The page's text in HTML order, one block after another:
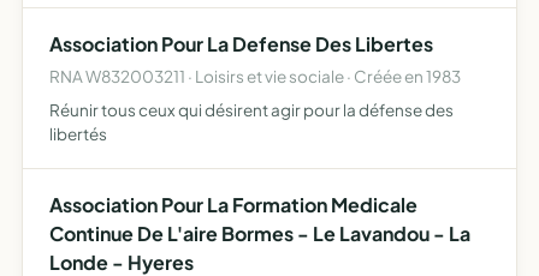
Association Pour La Defense Des Libertes
RNA W832003211 · Loisirs et vie sociale · Créée en 1983
Réunir tous ceux qui désirent agir pour la défense des
libertés
Association Pour La Formation Medicale
Continue De L'aire Bormes - Le Lavandou - La
Londe - Hyeres